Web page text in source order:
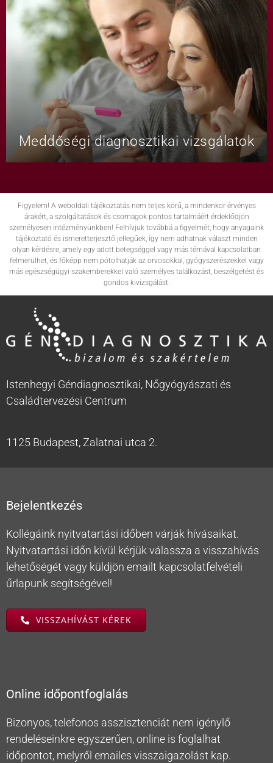
Meddőségi diagnosztikai vizsgálatok
Figyelem! A weboldali tájékoztatás nem teljes körű, a mindenkor érvényes
árakért, a szolgáltatások és csomagok pontos tartalmáért érdeklődjön
személyesen intézményünkben! Felhívjuk továbbá a figyelmét, hogy anyagaink
tájékoztató és ismeretterjesztő jellegűek, így nem adhatnak választ minden
olyan kérdésre, amely egy adott betegséggel vagy más témával kapcsolatban
felmerülhet, és főképp nem pótolhatják az orvosokkal, gyógyszerészekkel vagy
más egészségügyi szakemberekkel való személyes találkozást, beszélgetést és
gondos kivizsgálást.
Istenhegyi Géndiagnosztikai, Nőgyógyászati és
Családtervezési Centrum
1125 Budapest, Zalatnai utca 2.
Bejelentkezés
Kollégáink nyitvatartási időben várják hívásaikat.
Nyitvatartási időn kívül kérjük válassza a visszahívás
lehetőségét vagy küldjön emailt kapcsolatfelvételi
űrlapunk segítségével!
VISSZAHÍVÁST KÉREK
Online időpontfoglalás
Bizonyos, telefonos asszisztenciát nem igénylő
rendeléseinkre egyszerűen, online is foglalhat
időpontot, melyről emailes visszaigazolást kap.